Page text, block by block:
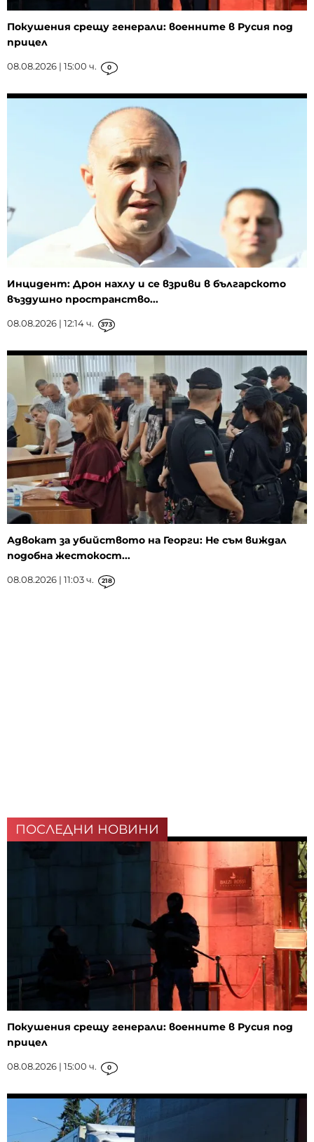
Покушения срещу генерали: военните в Русия под
прицел
08.08.2026 | 15:00 ч. 0
Инцидент: Дрон нахлу и се взриви в българското
въздушно пространство...
08.08.2026 | 12:14 ч. 373
Адвокат за убийството на Георги: Не съм виждал
подобна жестокост...
08.08.2026 | 11:03 ч. 218
ПОСЛЕДНИ НОВИНИ
Покушения срещу генерали: военните в Русия под
прицел
08.08.2026 | 15:00 ч. 0